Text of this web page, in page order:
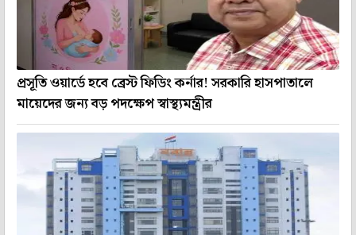
প্রসূতি ওয়ার্ডে হবে ব্রেস্ট ফিডিং কর্নার! সরকারি হাসপাতালে
মায়েদের জন্য বড় পদক্ষেপ স্বাস্থ্যমন্ত্রীর